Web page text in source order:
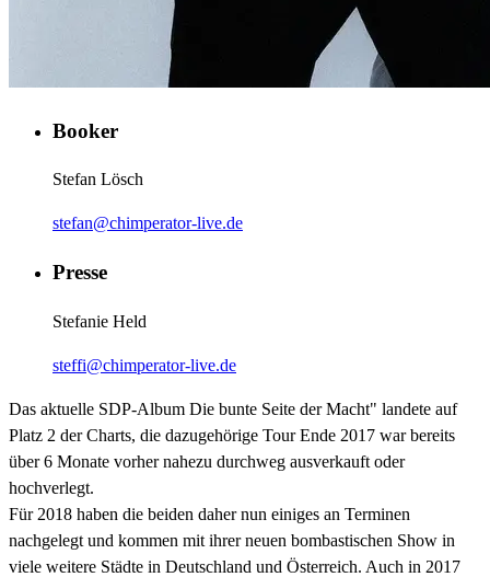
Booker
Stefan Lösch
stefan@chimperator-live.de
Presse
Stefanie Held
steffi@chimperator-live.de
Das aktuelle SDP-Album Die bunte Seite der Macht" landete auf
Platz 2 der Charts, die dazugehörige Tour Ende 2017 war bereits
über 6 Monate vorher nahezu durchweg ausverkauft oder
hochverlegt.
Für 2018 haben die beiden daher nun einiges an Terminen
nachgelegt und kommen mit ihrer neuen bombastischen Show in
viele weitere Städte in Deutschland und Österreich. Auch in 2017